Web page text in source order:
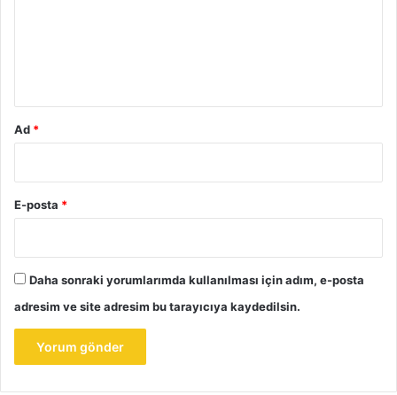
Ad *
E-posta *
Daha sonraki yorumlarımda kullanılması için adım, e-posta
adresim ve site adresim bu tarayıcıya kaydedilsin.